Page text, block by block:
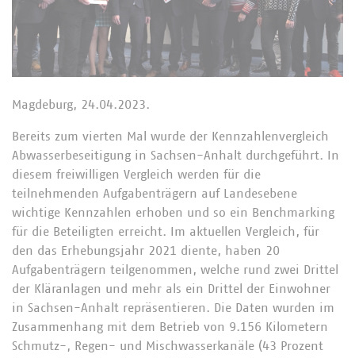
Magdeburg, 24.04.2023.
Bereits zum vierten Mal wurde der Kennzahlenvergleich
Abwasserbeseitigung in Sachsen-Anhalt durchgeführt. In
diesem freiwilligen Vergleich werden für die
teilnehmenden Aufgabenträgern auf Landesebene
wichtige Kennzahlen erhoben und so ein Benchmarking
für die Beteiligten erreicht. Im aktuellen Vergleich, für
den das Erhebungsjahr 2021 diente, haben 20
Aufgabenträgern teilgenommen, welche rund zwei Drittel
der Kläranlagen und mehr als ein Drittel der Einwohner
in Sachsen-Anhalt repräsentieren. Die Daten wurden im
Zusammenhang mit dem Betrieb von 9.156 Kilometern
Schmutz-, Regen- und Mischwasserkanäle (43 Prozent